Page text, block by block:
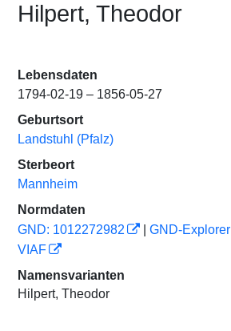
Hilpert, Theodor
Lebensdaten
1794-02-19 – 1856-05-27
Geburtsort
Landstuhl (Pfalz)
Sterbeort
Mannheim
Normdaten
GND: 1012272982
GND-Explorer
VIAF
Namensvarianten
Hilpert, Theodor